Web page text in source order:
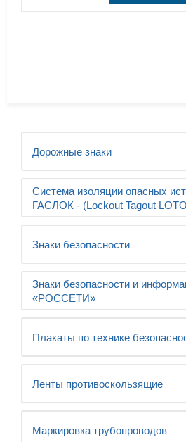
Дорожные знаки
Система изоляции опасных
ГАСЛОК - (Lockout Tagout
Знаки безопасности
Знаки безопасности и
«РОССЕТИ»
Плакаты по технике
Ленты противоскользящие
Маркировка трубопроводов